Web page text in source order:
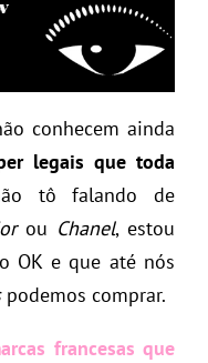
conhecem ainda
legais que toda
tô falando de
ou Chanel, estou
OK e que até nós
podemos comprar.
francesas que